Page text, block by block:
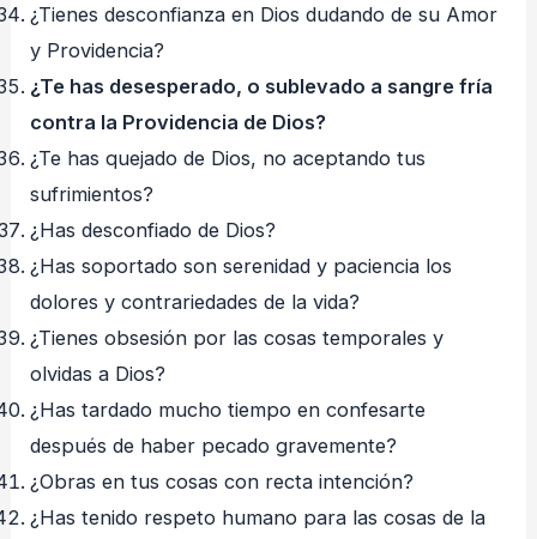
¿Tienes desconfianza en Dios dudando de su Amor
y Providencia?
¿Te has desesperado, o sublevado a sangre fría
contra la Providencia de Dios?
¿Te has quejado de Dios, no aceptando tus
sufrimientos?
¿Has desconfiado de Dios?
¿Has soportado son serenidad y paciencia los
dolores y contrariedades de la vida?
¿Tienes obsesión por las cosas temporales y
olvidas a Dios?
¿Has tardado mucho tiempo en confesarte
después de haber pecado gravemente?
¿Obras en tus cosas con recta intención?
¿Has tenido respeto humano para las cosas de la